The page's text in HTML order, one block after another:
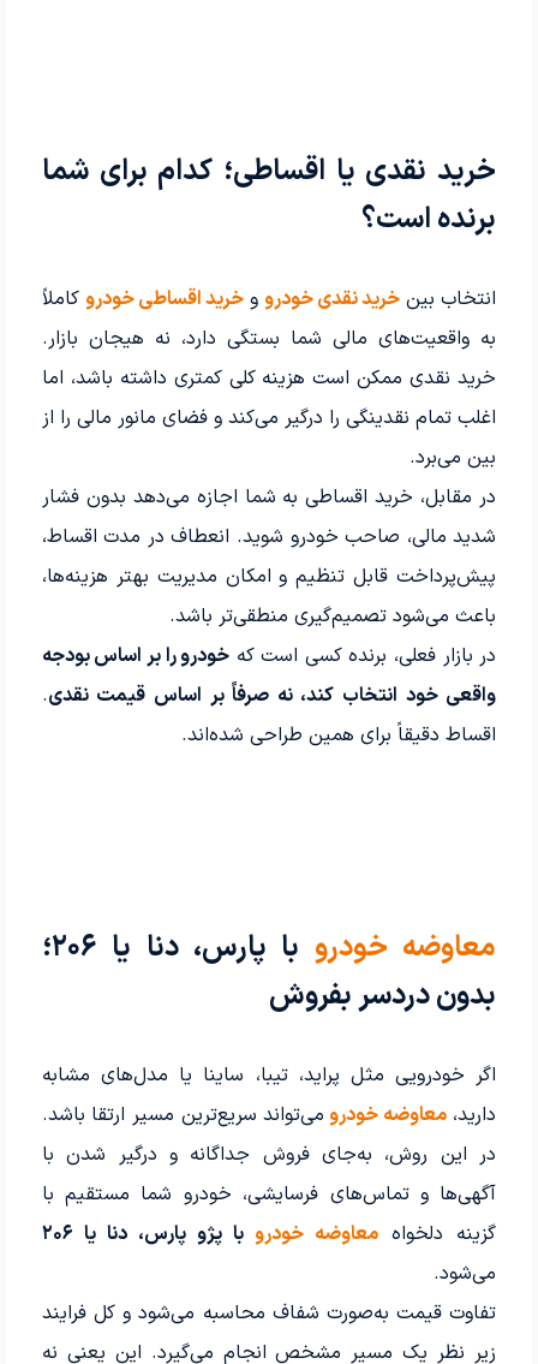
خرید نقدی یا اقساطی؛ کدام برای شما
برنده است؟
انتخاب بین خرید نقدی خودرووخرید اقساطی خودرو کاملاً
به واقعیت‌های مالی شما بستگی دارد، نه هیجان بازار.
خرید نقدی ممکن است هزینه کلی کمتری داشته باشد، اما
اغلب تمام نقدینگی را درگیر می‌کند و فضای مانور مالی را از
بین می‌برد.
در مقابل، خرید اقساطی به شما اجازه می‌دهد بدون فشار
شدید مالی، صاحب خودرو شوید. انعطاف در مدت اقساط،
پیش‌پرداخت قابل تنظیم و امکان مدیریت بهتر هزینه‌ها،
باعث می‌شود تصمیم‌گیری منطقی‌تر باشد.
در بازار فعلی، برنده کسی است که خودرو را بر اساس بودجه
واقعی خود انتخاب کند، نه صرفاً بر اساس قیمت نقدی.
اقساط دقیقاً برای همین طراحی شده‌اند.
معاوضه خودرو
با پارس، دنا یا ۲۰۶؛
بدون دردسر بفروش
اگر خودرویی مثل پراید، تیبا، ساینا یا مدل‌های مشابه
دارید،معاوضه خودرو می‌تواند سریع‌ترین مسیر ارتقا باشد.
در این روش، به‌جای فروش جداگانه و درگیر شدن با
آگهی‌ها و تماس‌های فرسایشی، خودرو شما مستقیم با
گزینه دلخواه معاوضه خودروبا پژو پارس، دنا یا ۲۰۶
می‌شود.
تفاوت قیمت به‌صورت شفاف محاسبه می‌شود و کل فرایند
زیر نظر یک مسیر مشخص انجام می‌گیرد. این یعنی نه